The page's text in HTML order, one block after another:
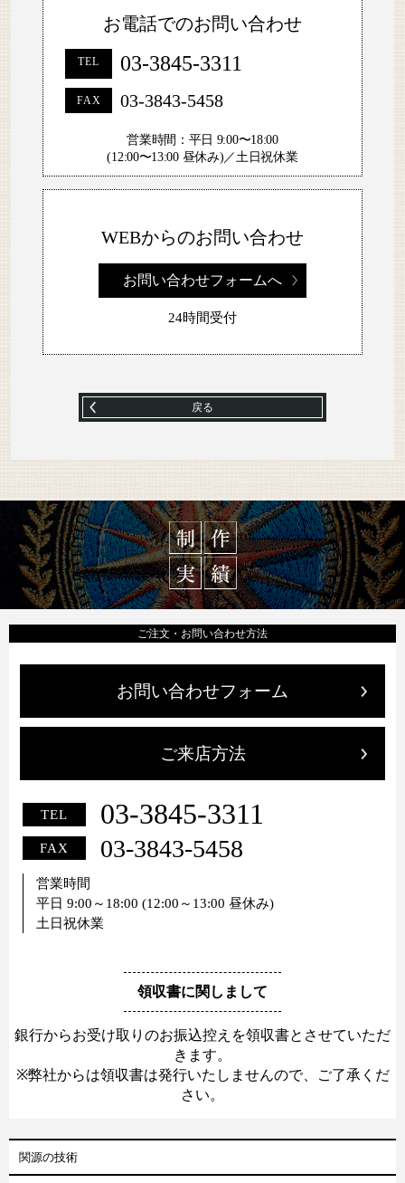
お電話でのお問い合わせ
TEL 03-3845-3311
FAX 03-3843-5458
営業時間：平日 9:00〜18:00
(12:00〜13:00 昼休み)／土日祝休業
WEBからのお問い合わせ
お問い合わせフォームへ
24時間受付
戻る
ご注文・お問い合わせ方法
お問い合わせフォーム
ご来店方法
TEL 03-3845-3311
FAX 03-3843-5458
営業時間
平日 9:00～18:00 (12:00～13:00 昼休み)
土日祝休業
領収書に関しまして
銀行からお受け取りのお振込控えを領収書とさせていただ
きます。
※弊社からは領収書は発行いたしませんので、ご了承くだ
さい。
関源の技術